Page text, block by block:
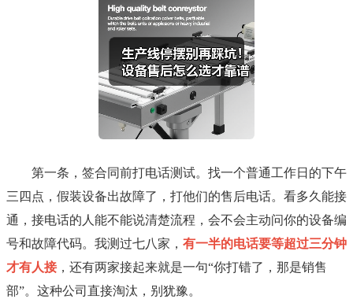
第一条，签合同前打电话测试。找一个普通工作日的下午
三四点，假装设备出故障了，打他们的售后电话。看多久能接
通，接电话的人能不能说清楚流程，会不会主动问你的设备编
号和故障代码。我测过七八家， 有一半的电话要等超过三分钟
才有人接，还有两家接起来就是一句“你打错了，那是销售
部”。这种公司直接淘汰，别犹豫。